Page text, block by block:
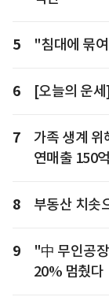
5 "침대에 묶
6 [오늘의 운
7
가족 생계
연매출 150
8 부동산 치솟
9
"中 무인공
20% 멈췄다